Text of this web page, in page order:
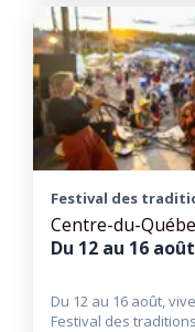
Festival des
Centre-du-
Du 12 au 16
Du 12 au 16 août,
Festival des